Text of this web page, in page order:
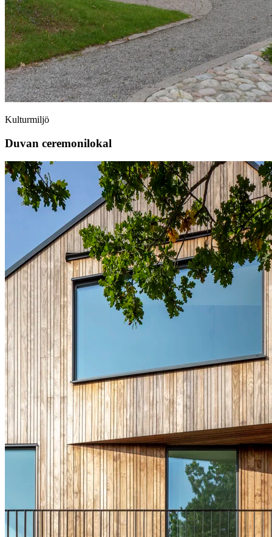
Kulturmiljö
Duvan ceremonilokal